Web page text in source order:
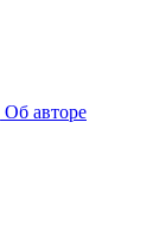
Об авторе